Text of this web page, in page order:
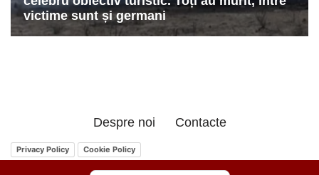
Despre noi Contacte
Privacy Policy Cookie Policy